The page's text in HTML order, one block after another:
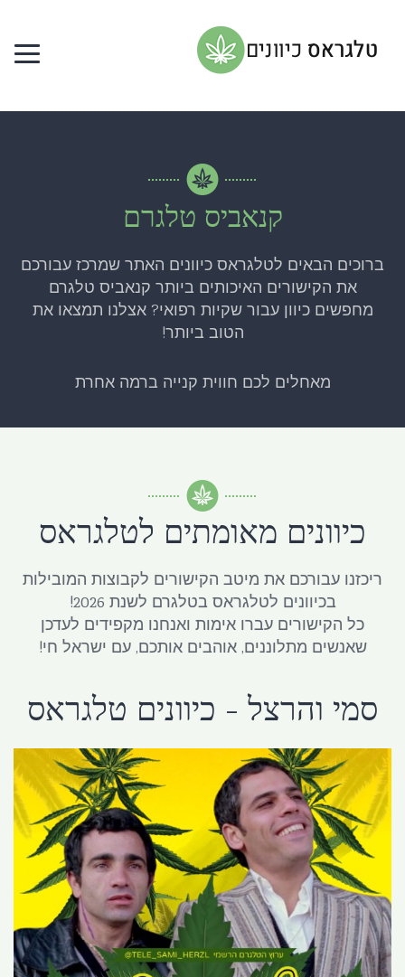
קנאביס טלגרם
ברוכים הבאים לטלגראס כיוונים האתר שמרכז עבורכם
את הקישורים האיכותים ביותר קנאביס טלגרם
מחפשים כיוון עבור שקיות רפואי? אצלנו תמצאו את
הטוב ביותר!
מאחלים לכם חווית קנייה ברמה אחרת
כיוונים מאומתים לטלגראס
ריכזנו עבורכם את מיטב הקישורים לקבוצות המובילות
בכיוונים לטלגראס בטלגרם לשנת 2026!
כל הקישורים עברו אימות ואנחנו מקפידים לעדכן
שאנשים מתלוננים, אוהבים אותכם, עם ישראל חי!
סמי והרצל - כיוונים טלגראס